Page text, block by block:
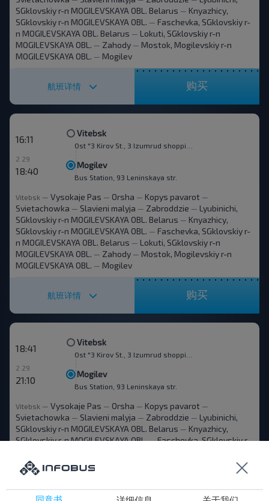
SGklovskiy r-n MOGILEVSKAYA OBL. Belarus — Knyazhicy,
SGklovskiy r-n MOGILEVSKAYA OBL. — Faschevka, SGklovskiy r-
n MOGILEVSKAYA OBL. Belarus — Lokuti, SGklovskiy r-n
MOGILEVSKAYA OBL. — Zahody — Mostok, Mogilevskiy r-n
MOGILEVSKAYA OBL. — Mogilev
航班详情 购买
16:11
Vitebsk
2 29
18:40
Mogilev
Bus Station, 93 Leninskaya str.
Vitebsk — Vysokaje Pas — Orsha — Kopys pavarot —
Svietachowka — Slavieni malyja — Zabroddzie — Lyubinichi,
SGklovskiy r-n MOGILEVSKAYA OBL. Belarus — Knyazhicy,
SGklovskiy r-n MOGILEVSKAYA OBL. — Faschevka, SGklovskiy r-
n MOGILEVSKAYA OBL. Belarus — Lokuti, SGklovskiy r-n
MOGILEVSKAYA OBL. — Zahody — Mostok, Mogilevskiy r-n
MOGILEVSKAYA OBL. — Mogilev
航班详情 购买
18:41
Vitebsk
2 29
21:10
Mogilev
Bus Station, 93 Leninskaya str.
Vitebsk — Vysokaje Pas — Orsha — Kopys pavarot —
Svietachowka — Slavieni malyja — Zabroddzie — Lyubinichi,
SGklovskiy r-n MOGILEVSKAYA OBL. Belarus — Knyazhicy,
SGklovskiy r-n MOGILEVSKAYA OBL.—Faschevka, SGklovskiy r-
MOGILEVSKAYA OBL.—
MOGILEVSKAYA OBL.